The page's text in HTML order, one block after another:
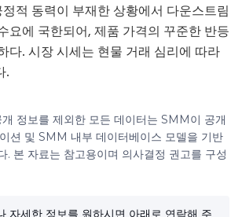
적 동력이 부재한 상황에서 다운스트림
요에 국한되어, 제품 가격의 꾸준한 반등
다. 시장 시세는 현물 거래 심리에 따라
.
정보를 제외한 모든 데이터는 SMM이 공개
션 및 SMM 내부 데이터베이스 모델을 기반
. 본 자료는 참고용이며 의사결정 권고를 구성
자세한 정보를 원하시면 아래로 연락해 주